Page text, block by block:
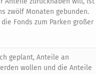
zwölf Monaten gebunden.
Fonds zum Parken großer
geplant, Anteile an
wollen und die Anteile